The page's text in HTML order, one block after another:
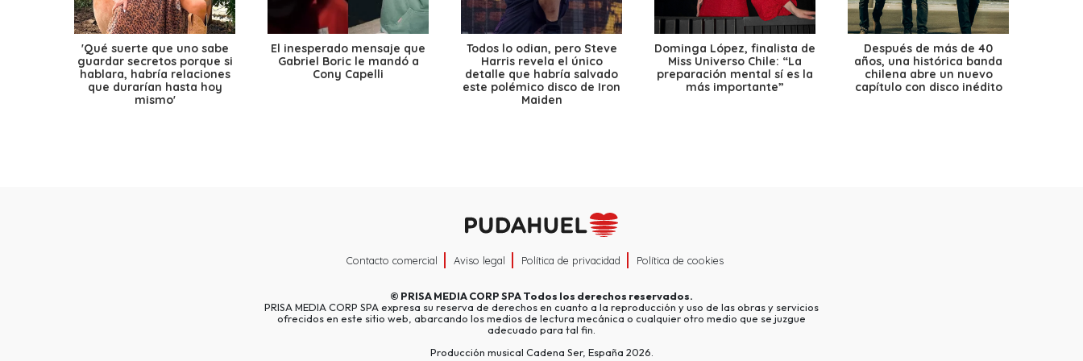
'Qué suerte que uno sabe
guardar secretos porque si
hablara, habría relaciones
que durarían hasta hoy
mismo'
El inesperado mensaje que
Gabriel Boric le mandó a
Cony Capelli
Todos lo odian, pero Steve
Harris revela el único
detalle que habría salvado
este polémico disco de Iron
Maiden
Dominga López, finalista de
Miss Universo Chile: “La
preparación mental sí es la
más importante”
Después de más de 40
años, una histórica banda
chilena abre un nuevo
capítulo con disco inédito
Contacto comercial Aviso legal Política de privacidad Política de cookies
© PRISA MEDIA CORP SPATodos los derechos reservados.
PRISA MEDIA CORP SPA expresa su reserva de derechos en cuanto a la reproducción y uso de las obras y servicios
ofrecidos en este sitio web, abarcando los medios de lectura mecánica o cualquier otro medio que se juzgue
adecuado para tal fin.
Producción musical Cadena Ser, España 2026.